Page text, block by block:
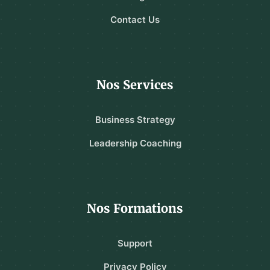
Contact Us
Nos Services
Business Strategy
Leadership Coaching
Nos Formations
Support
Privacy Policy